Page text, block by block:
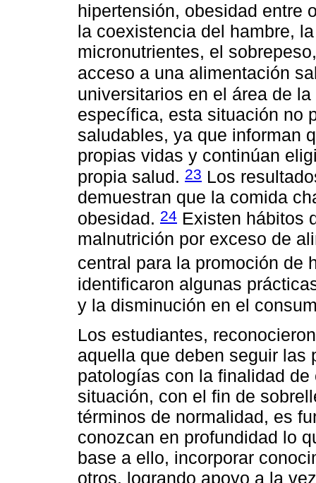
hipertensión, obesidad entre
la coexistencia del hambre,
micronutrientes, el
acceso a una alimentación
universitarios en el área de
específica, esta situación no
saludables, ya que informan
propias vidas y continúan
propia salud. 23 Los
demuestran que la comida
obesidad. 24 Existen hábitos
malnutrición por exceso de
central para la promoción de
identificaron algunas
y la disminución en el
Los estudiantes,
aquella que deben seguir las
patologías con la finalidad
situación, con el fin de
términos de normalidad, es
conozcan en profundidad lo
base a ello, incorporar
otros, logrando apoyo a la